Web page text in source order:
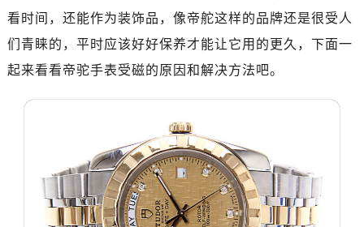
看时间，还能作为装饰品，像帝舵这样的品牌还是很受人
们青睐的，平时应该好好保养才能让它用的更久，下面一
起来看看帝驼手表受磁的原因和解决方法吧。